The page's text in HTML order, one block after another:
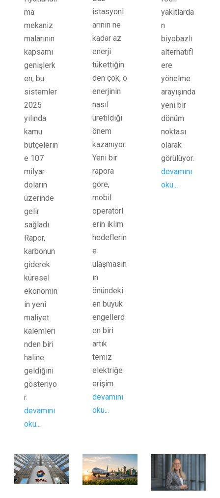
ma
mekaniz
malarının
kapsamı
genişlerk
en, bu
sistemler
2025
yılında
kamu
bütçelerin
e 107
milyar
doların
üzerinde
gelir
sağladı.
Rapor,
karbonun
giderek
küresel
ekonomin
in yeni
maliyet
kalemleri
nden biri
haline
geldiğini
gösteriyo
r.
devamını
oku...
istasyonl
arının ne
kadar az
enerji
tükettiğin
den çok, o
enerjinin
nasıl
üretildiği
önem
kazanıyor.
Yeni bir
rapora
göre,
mobil
operatörl
erin iklim
hedeflerin
e
ulaşmasın
ın
önündeki
en büyük
engellerd
en biri
artık
temiz
elektriğe
erişim.
devamını
oku...
yakıtlarda
n
biyobazlı
alternatifl
ere
yönelme
arayışında
yeni bir
dönüm
noktası
olarak
görülüyor.
devamını
oku...